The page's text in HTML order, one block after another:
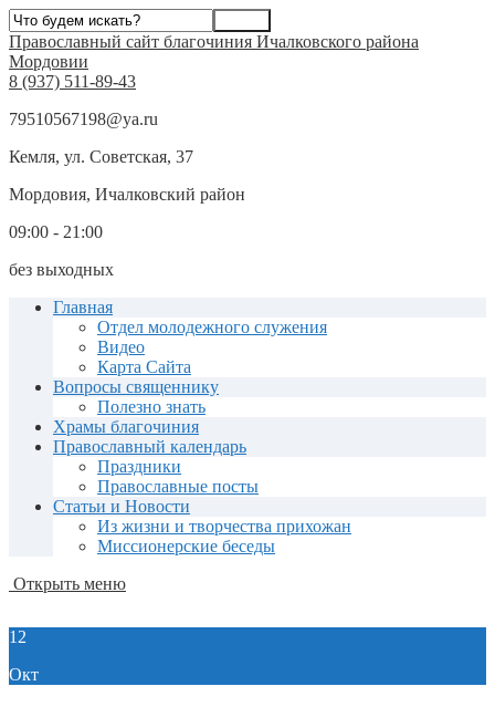
Православный сайт благочиния Ичалковского района
Мордовии
8 (937) 511-89-43
79510567198@ya.ru
Кемля, ул. Советская, 37
Мордовия, Ичалковский район
09:00 - 21:00
без выходных
Главная
Отдел молодежного служения
Видео
Карта Сайта
Вопросы священнику
Полезно знать
Храмы благочиния
Православный календарь
Праздники
Православные посты
Статьи и Новости
Из жизни и творчества прихожан
Миссионерские беседы
Открыть меню
12
Окт